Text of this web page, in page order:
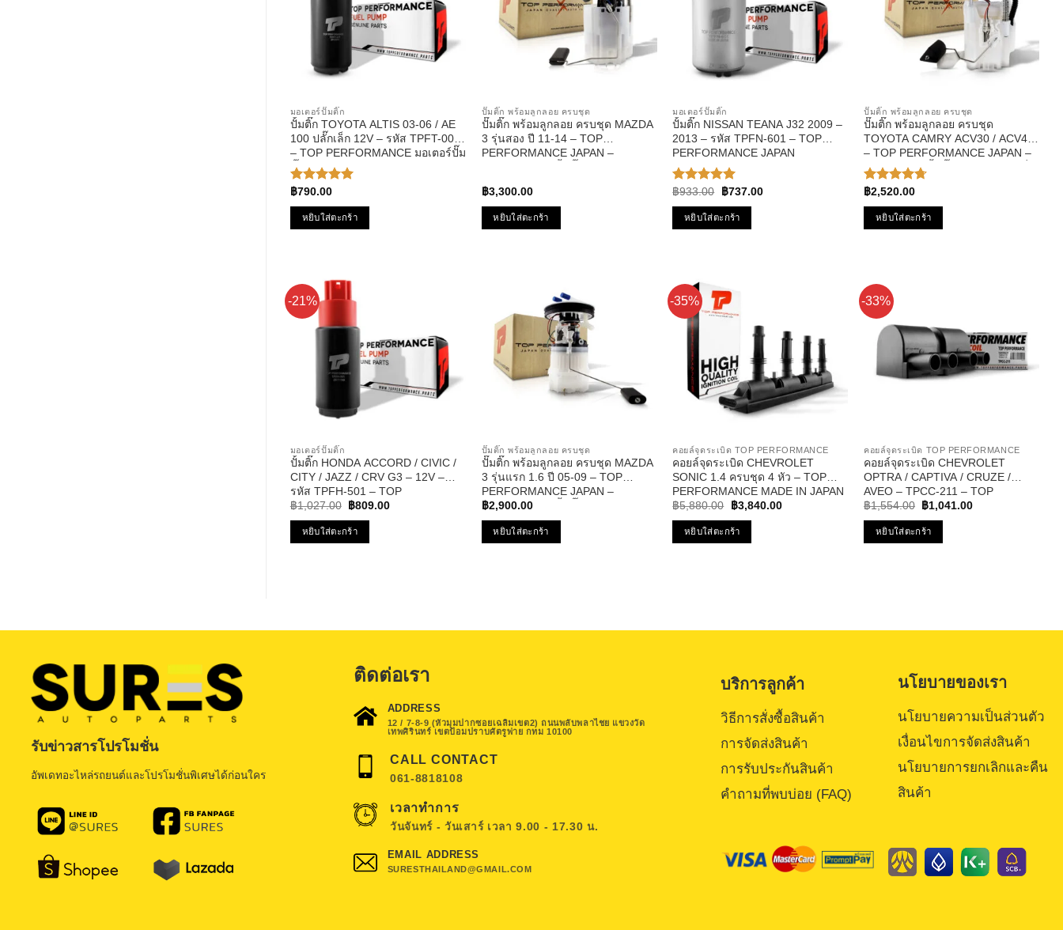
มอเตอร์ปั๊มติ๊ก
ปั้มติ๊ก TOYOTA ALTIS 03-06 / AE
100 ปลั๊กเล็ก 12V – รหัส TPFT-001
– TOP PERFORMANCE มอเตอร์ปั๊ม
ติ๊ก ของแท้100% MADE IN JAPAN
ให้คะแนน
5.00ตั้งแต่
1-5
คะแนน
฿790.00
หยิบใส่ตะกร้า
ปั๊มติ๊ก พร้อมลูกลอย ครบชุด
ปั๊มติ๊ก พร้อมลูกลอย ครบชุด MAZDA
3 รุ่นสอง ปี 11-14 – TOP
PERFORMANCE JAPAN –
฿3,300.00
หยิบใส่ตะกร้า
มอเตอร์ปั๊มติ๊ก
ปั้มติ๊ก NISSAN TEANA J32 2009 –
2013 – รหัส TPFN-601 – TOP
PERFORMANCE JAPAN
ให้คะแนน
5.00ตั้งแต่
1-5
คะแนน
฿933.00
Original
was:
฿933.00.
฿737.00Current
หยิบใส่ตะกร้า
ปั๊มติ๊ก พร้อมลูกลอย ครบชุด
ปั๊มติ๊ก พร้อมลูกลอย ครบชุด
TOYOTA CAMRY ACV30 / ACV40
– TOP PERFORMANCE JAPAN –
TPFT-993 – ปั้มติ๊ก โตโยต้า แคมรี่
ให้คะแนน
4.67ตั้งแต่
1-5
คะแนน
฿2,520.00
หยิบใส่ตะกร้า
-21%
มอเตอร์ปั๊มติ๊ก
ปั้มติ๊ก HONDA ACCORD / CIVIC /
CITY / JAZZ / CRV G3 – 12V –
รหัส TPFH-501 – TOP
PERFORMANCE
฿1,027.00 Original
was:
฿1,027.00.
฿809.00Current
หยิบใส่ตะกร้า
ปั๊มติ๊ก พร้อมลูกลอย ครบชุด
ปั๊มติ๊ก พร้อมลูกลอย ครบชุด MAZDA
3 รุ่นแรก 1.6 ปี 05-09 – TOP
PERFORMANCE JAPAN –
TPFMZ-912 – ปั้มติ๊ก มาสด้า สาม
฿2,900.00
หยิบใส่ตะกร้า
-35%
คอยล์จุดระเบิด TOP PERFORMANCE
คอยล์จุดระเบิด CHEVROLET
SONIC 1.4 ครบชุด 4 หัว – TOP
PERFORMANCE MADE IN JAPAN
– TPCC-214 – คอยล์หัวเทียน โซนิค
โซนิก
฿5,880.00
Original
was:
฿5,880.00.
฿3,840.00Current
หยิบใส่ตะกร้า
-33%
คอยล์จุดระเบิด TOP PERFORMANCE
คอยล์จุดระเบิด CHEVROLET
OPTRA / CAPTIVA / CRUZE /
AVEO – TPCC-211 – TOP
PERFORMANCE – คอยล์หัวเทียน
ออฟต้า อาวีโอ้ ครูซ
฿1,554.00 Original
was:
฿1,554.00.
฿1,041.00Current
หยิบใส่ตะกร้า
รับข่าวสารโปรโมชั่น
อัพเดทอะไหล่รถยนต์และโปรโมชั่นพิเศษได้ก่อนใคร
ติดต่อเรา
ADDRESS
12 / 7-8-9 (หัวมุมปากซอยเฉลิมเขต2) ถนนพลับพลาไชย แขวงวัด
เทพศิรินทร์ เขตป้อมปราบศัตรูพ่าย กทม 10100
CALL CONTACT
061-8818108
เวลาทำการ
วันจันทร์ - วันเสาร์ เวลา 9.00 - 17.30 น.
EMAIL ADDRESS
SURESTHAILAND@GMAIL.COM
บริการลูกค้า
วิธีการสั่งซื้อสินค้า
การจัดส่งสินค้า
การรับประกันสินค้า
คำถามที่พบบ่อย (FAQ)
นโยบายของเรา
นโยบายความเป็นส่วนตัว
เงื่อนไขการจัดส่งสินค้า
นโยบายการยกเลิกและคืน
สินค้า